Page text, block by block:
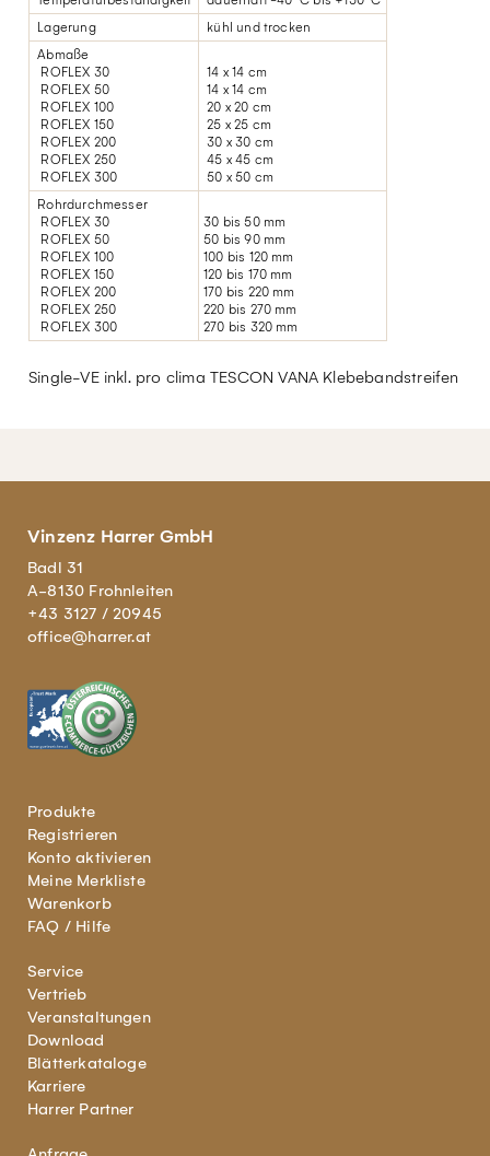
Lagerung
kühl und trocken
Abmaße
ROFLEX 30
ROFLEX 50
ROFLEX 100
ROFLEX 150
ROFLEX 200
ROFLEX 250
ROFLEX 300
14 x 14 cm
14 x 14 cm
20 x 20 cm
25 x 25 cm
30 x 30 cm
45 x 45 cm
50 x 50 cm
Rohrdurchmesser
ROFLEX 30
ROFLEX 50
ROFLEX 100
ROFLEX 150
ROFLEX 200
ROFLEX 250
ROFLEX 300
30 bis 50 mm
50 bis 90 mm
100 bis 120 mm
120 bis 170 mm
170 bis 220 mm
220 bis 270 mm
270 bis 320 mm
Single-VE inkl. pro clima TESCON VANA Klebebandstreifen
Vinzenz Harrer GmbH
Badl 31
A-8130 Frohnleiten
+43 3127 / 20945
office@harrer.at
Produkte
Registrieren
Konto aktivieren
Meine Merkliste
Warenkorb
FAQ / Hilfe
Service
Vertrieb
Veranstaltungen
Download
Blätterkataloge
Karriere
Harrer Partner